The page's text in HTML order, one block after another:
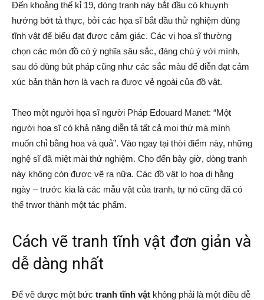
Đến khoảng thế kỉ 19, dòng tranh này bắt đầu có khuynh
hướng bớt tả thực, bởi các họa sĩ bắt đầu thử nghiệm dùng
tĩnh vật để biểu đạt được cảm giác. Các vị họa sĩ thường
chọn các món đồ có ý nghĩa sâu sắc, đáng chú ý với mình,
sau đó dùng bút pháp cũng như các sắc màu để diễn đạt cảm
xúc bản thân hơn là vạch ra được vẻ ngoài của đồ vật.
Theo một người họa sĩ người Pháp Edouard Manet: “Một
người họa sĩ có khả năng diễn tả tất cả mọi thứ mà mình
muốn chỉ bằng hoa và quả”. Vào ngay tại thời điểm này, những
nghệ sĩ đã miệt mài thử nghiệm. Cho đến bây giờ, dòng tranh
này không còn được vẽ ra nữa. Các đồ vật lọ hoa dị hằng
ngày – trước kia là các mẫu vật của tranh, tự nó cũng đã có
thể trwor thành một tác phẩm.
Cách vẽ tranh tĩnh vật đơn giản và
dễ dàng nhất
Để vẽ được một bức tranh tĩnh vật không phải là một điều dễ